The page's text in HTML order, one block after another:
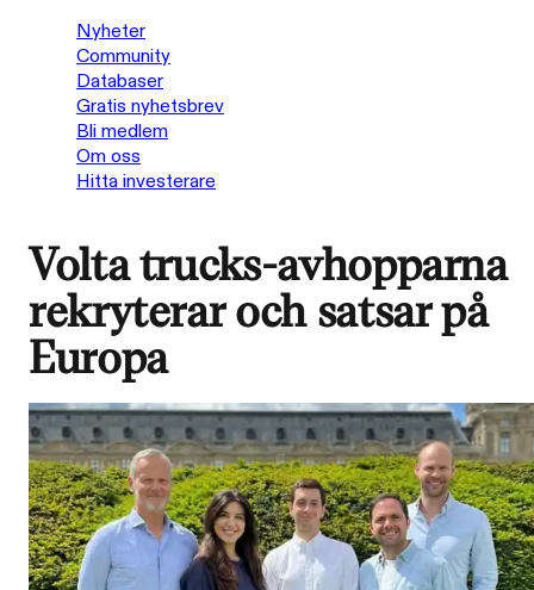
Nyheter
Community
Databaser
Gratis nyhetsbrev
Bli medlem
Om oss
Hitta investerare
Volta trucks-avhopparna
rekryterar och satsar på
Europa